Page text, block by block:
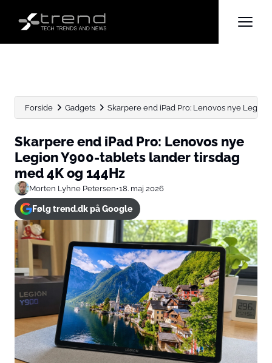
Forside Gadgets Skarpere end iPad Pro: Lenovos nye Legion
Skarpere end iPad Pro: Lenovos nye
Legion Y900-tablets lander tirsdag
med 4K og 144Hz
Morten Lyhne Petersen•18. maj 2026
Følg trend.dk på Google